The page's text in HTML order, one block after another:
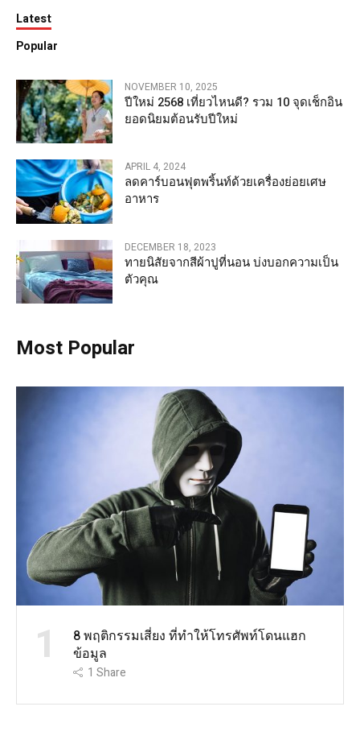
Latest
Popular
NOVEMBER 10, 2025
ปีใหม่ 2568 เที่ยวไหนดี? รวม 10 จุดเช็กอิน
ยอดนิยมต้อนรับปีใหม่
APRIL 4, 2024
ลดคาร์บอนฟุตพริ้นท์ด้วยเครื่องย่อยเศษ
อาหาร
DECEMBER 18, 2023
ทายนิสัยจากสีผ้าปูที่นอน บ่งบอกความเป็น
ตัวคุณ
Most Popular
1
8 พฤติกรรมเสี่ยง ที่ทำให้โทรศัพท์โดนแฮก
ข้อมูล
1Share